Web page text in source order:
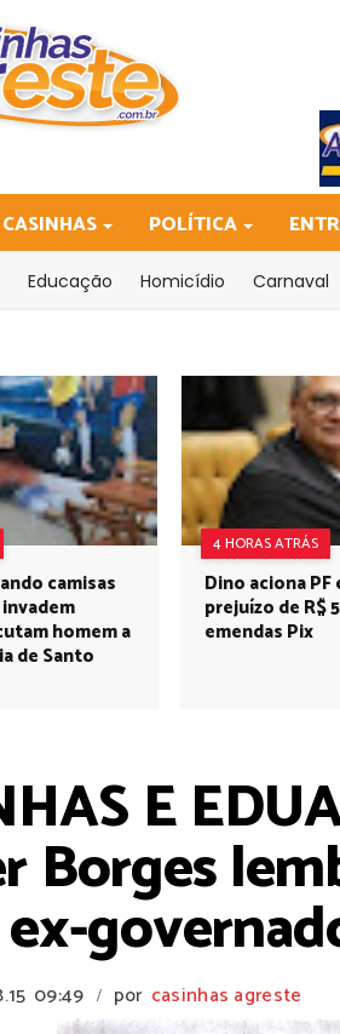
CASINHAS POLÍTICA
Educação Homicídio Carnaval
camisas
homem a
de Santo
4 HORAS ATRÁS
Dino aciona
prejuízo de R$
emendas Pix
E
Borges
09:49 / por casinhas agreste